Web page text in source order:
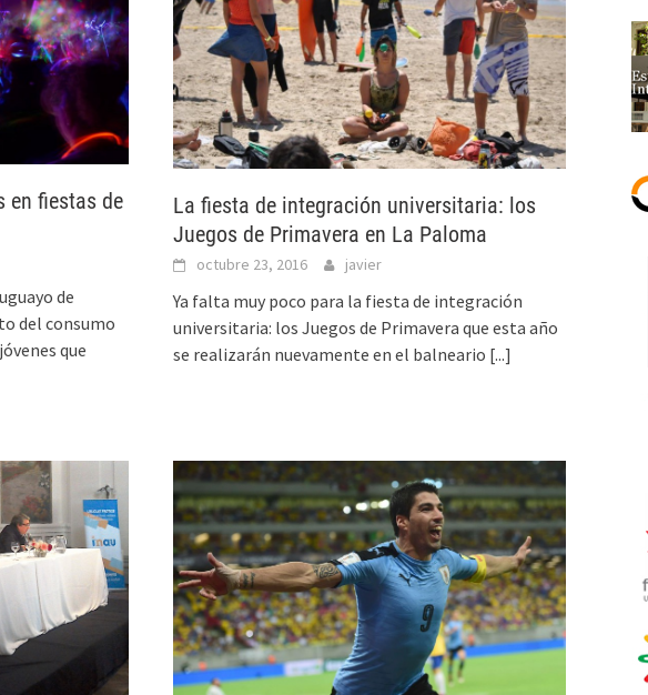
en fiestas de
de
del consumo
que
La fiesta de integración universitaria: los
Juegos de Primavera en La Paloma
octubre 23, 2016 javier
Ya falta muy poco para la fiesta de integración
universitaria: los Juegos de Primavera que esta año
se realizarán nuevamente en el balneario [...]